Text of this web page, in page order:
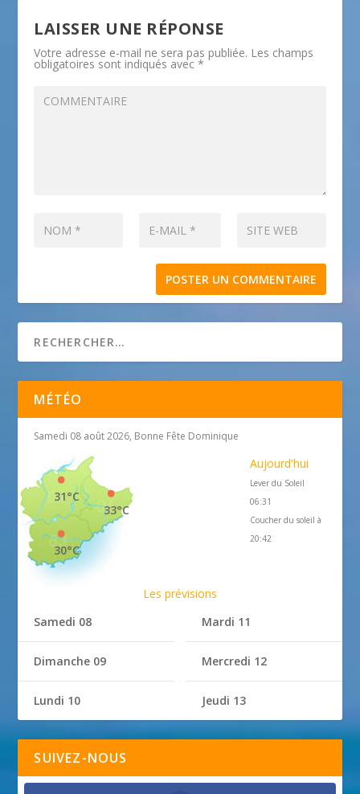
LAISSER UNE RÉPONSE
Votre adresse e-mail ne sera pas publiée. Les champs
obligatoires sont indiqués avec*
MÉTÉO
Samedi 08 août 2026, Bonne Fête Dominique
33°C
31°C
30°C
Aujourd'hui
Lever du Soleil
06:31
Coucher du soleil à
20:42
Les prévisions
Samedi 08
Dimanche 09
Lundi 10
Mardi 11
Mercredi 12
Jeudi 13
SUIVEZ-NOUS